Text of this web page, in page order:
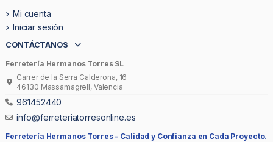
Mi cuenta
Iniciar sesión
CONTÁCTANOS
Ferretería Hermanos Torres SL
Carrer de la Serra Calderona, 16
46130 Massamagrell, Valencia
961452440
info@ferreteriatorresonline.es
Ferretería Hermanos Torres - Calidad y Confianza en Cada Proyecto.